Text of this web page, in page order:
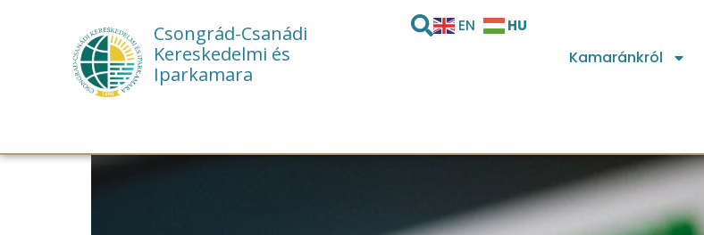
Csongrád-Csanádi
Kereskedelmi és
Iparkamara
EN HU
Kamaránkról